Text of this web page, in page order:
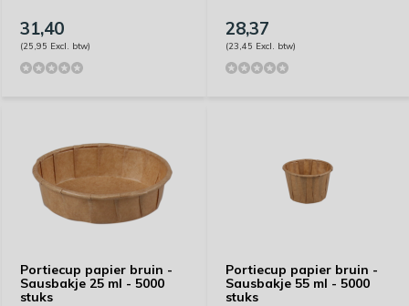
31,40
(25,95 Excl. btw)
28,37
(23,45 Excl. btw)
Portiecup papier bruin -
Sausbakje 25 ml - 5000
stuks
Portiecup papier bruin -
Sausbakje 55 ml - 5000
stuks